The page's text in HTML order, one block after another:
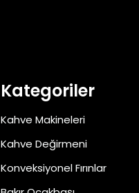
Kategoriler
Kahve Makineleri
Kahve Değirmeni
Konveksiyonel Fırınlar